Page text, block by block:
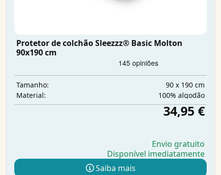
Protetor de colchão Sleezzz® Basic Molton
90x190 cm
Tamanho:
90 x 190 cm
Material:
100% algodão
34,95 €
Envio gratuito
Disponível imediatamente
Saiba mais